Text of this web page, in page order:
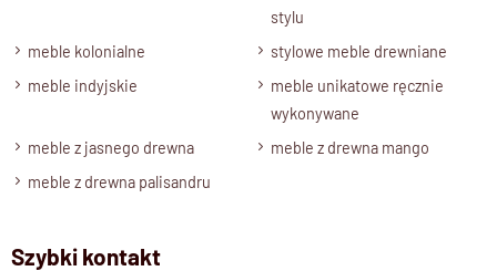
stylu
meble kolonialne
stylowe meble drewniane
meble indyjskie
meble unikatowe ręcznie
wykonywane
meble z jasnego drewna
meble z drewna mango
meble z drewna palisandru
Szybki kontakt